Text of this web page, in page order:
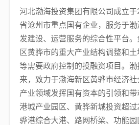
河北渤海投资集团有限公司成立
省沧州市重点国有企业，服务于
发建设、运营服务的综合性平台
区黄骅市的重大产业结构调整和
等需要政府控制的投融资项目。渤
来，致力于渤海新区黄骅市经济
产业领域发挥国有资本的引领和
港城产业园区、黄骅新城投资超
骅港综合大港、路网桥梁、功能园